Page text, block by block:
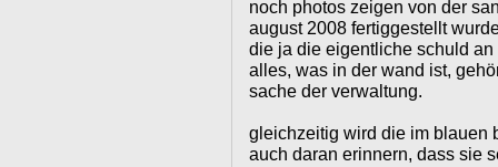
noch photos zeigen von der
august 2008 fertiggestellt
die ja die eigentliche schuld
alles, was in der wand ist,
sache der verwaltung.
gleichzeitig wird die im blauen
auch daran erinnern, dass sie